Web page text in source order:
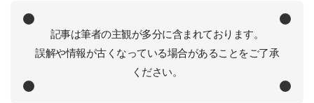
記事は筆者の主観が多分に含まれております。
誤解や情報が古くなっている場合があることをご了承
ください。